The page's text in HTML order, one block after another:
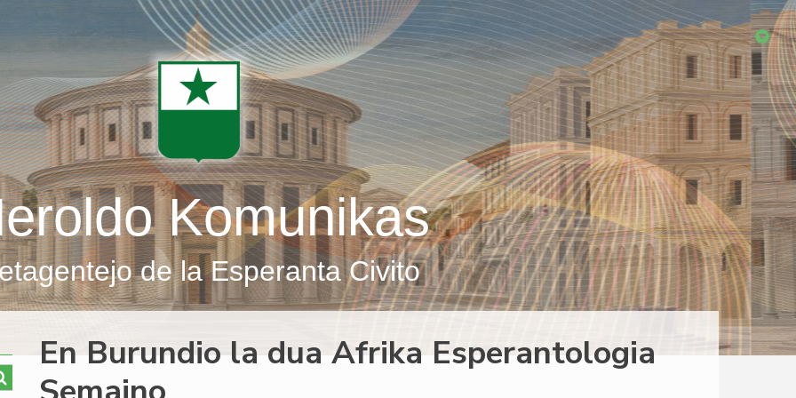
Komunikas
de la Esperanta Civito
En Burundio la dua Afrika Esperantologia